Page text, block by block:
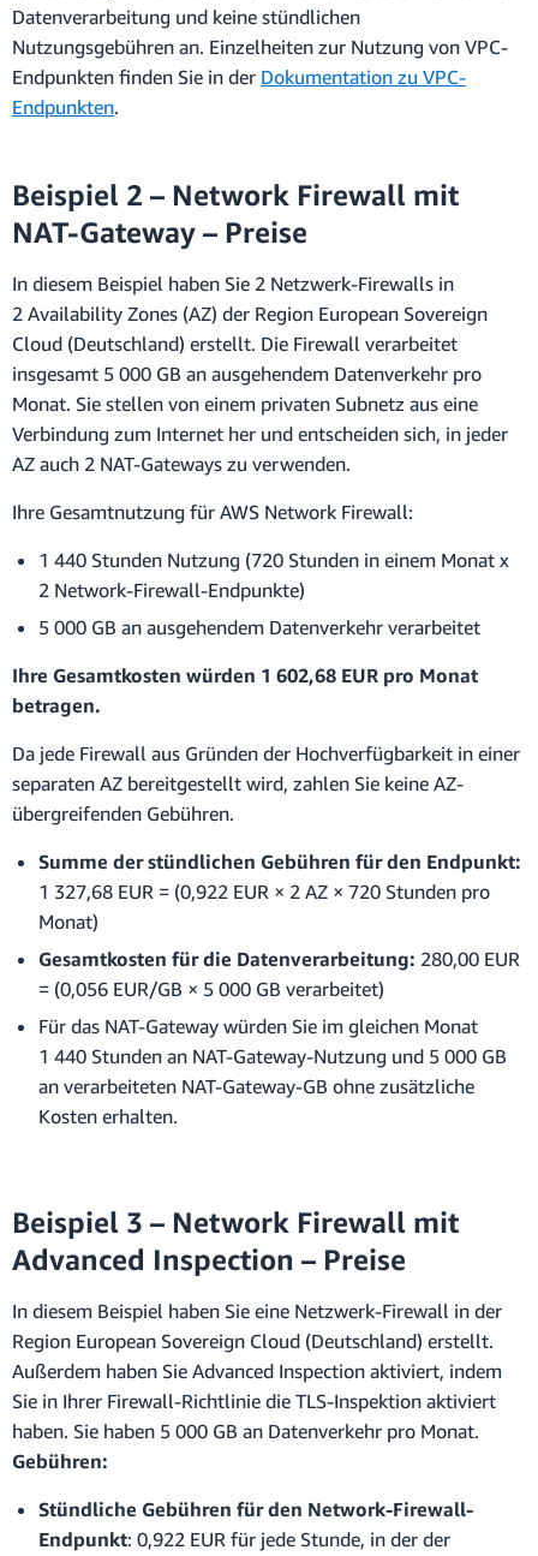
Datenverarbeitung und keine stündlichen
Nutzungsgebühren an. Einzelheiten zur Nutzung von VPC-
Endpunkten finden Sie in der Dokumentation zu VPC-
Endpunkten.
Beispiel 2 – Network Firewall mit
NAT-Gateway – Preise
In diesem Beispiel haben Sie 2 Netzwerk-Firewalls in
2 Availability Zones (AZ) der Region European Sovereign
Cloud (Deutschland) erstellt. Die Firewall verarbeitet
insgesamt 5 000 GB an ausgehendem Datenverkehr pro
Monat. Sie stellen von einem privaten Subnetz aus eine
Verbindung zum Internet her und entscheiden sich, in jeder
AZ auch 2 NAT-Gateways zu verwenden.
Ihre Gesamtnutzung für AWS Network Firewall:
1 440 Stunden Nutzung (720 Stunden in einem Monat x
2 Network-Firewall-Endpunkte)
5 000 GB an ausgehendem Datenverkehr verarbeitet
Ihre Gesamtkosten würden 1 602,68 EUR pro Monat
betragen.
Da jede Firewall aus Gründen der Hochverfügbarkeit in einer
separaten AZ bereitgestellt wird, zahlen Sie keine AZ-
übergreifenden Gebühren.
Summe der stündlichen Gebühren für den Endpunkt:
1 327,68 EUR = (0,922 EUR × 2 AZ × 720 Stunden pro
Monat)
Gesamtkosten für die Datenverarbeitung: 280,00 EUR
= (0,056 EUR/GB × 5 000 GB verarbeitet)
Für das NAT-Gateway würden Sie im gleichen Monat
1 440 Stunden an NAT-Gateway-Nutzung und 5 000 GB
an verarbeiteten NAT-Gateway-GB ohne zusätzliche
Kosten erhalten.
Beispiel 3 – Network Firewall mit
Advanced Inspection – Preise
In diesem Beispiel haben Sie eine Netzwerk-Firewall in der
Region European Sovereign Cloud (Deutschland) erstellt.
Außerdem haben Sie Advanced Inspection aktiviert, indem
Sie in Ihrer Firewall-Richtlinie die TLS-Inspektion aktiviert
haben. Sie haben 5 000 GB an Datenverkehr pro Monat.
Gebühren:
Stündliche Gebühren für den Network-Firewall-
Endpunkt: 0,922 EUR für jede Stunde, in der der